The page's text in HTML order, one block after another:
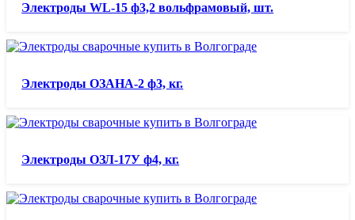
Электроды WL-15 ф3,2 вольфрамовый, шт.
Электроды ОЗАНА-2 ф3, кг.
Электроды ОЗЛ-17У ф4, кг.